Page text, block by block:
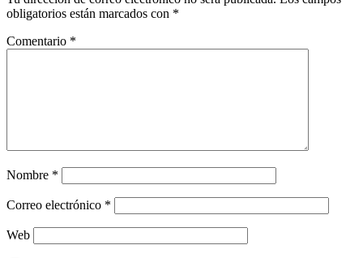
obligatorios están marcados con *
Comentario *
Nombre *
Correo electrónico *
Web